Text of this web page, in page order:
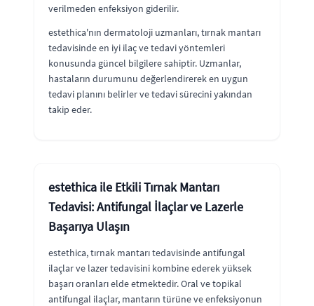
verilmeden enfeksiyon giderilir.
estethica'nın dermatoloji uzmanları, tırnak mantarı
tedavisinde en iyi ilaç ve tedavi yöntemleri
konusunda güncel bilgilere sahiptir. Uzmanlar,
hastaların durumunu değerlendirerek en uygun
tedavi planını belirler ve tedavi sürecini yakından
takip eder.
estethica ile Etkili Tırnak Mantarı
Tedavisi: Antifungal İlaçlar ve Lazerle
Başarıya Ulaşın
estethica, tırnak mantarı tedavisinde antifungal
ilaçlar ve lazer tedavisini kombine ederek yüksek
başarı oranları elde etmektedir. Oral ve topikal
antifungal ilaçlar, mantarın türüne ve enfeksiyonun